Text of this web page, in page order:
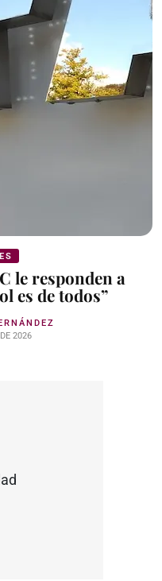
le responden a
es de todos”
2026